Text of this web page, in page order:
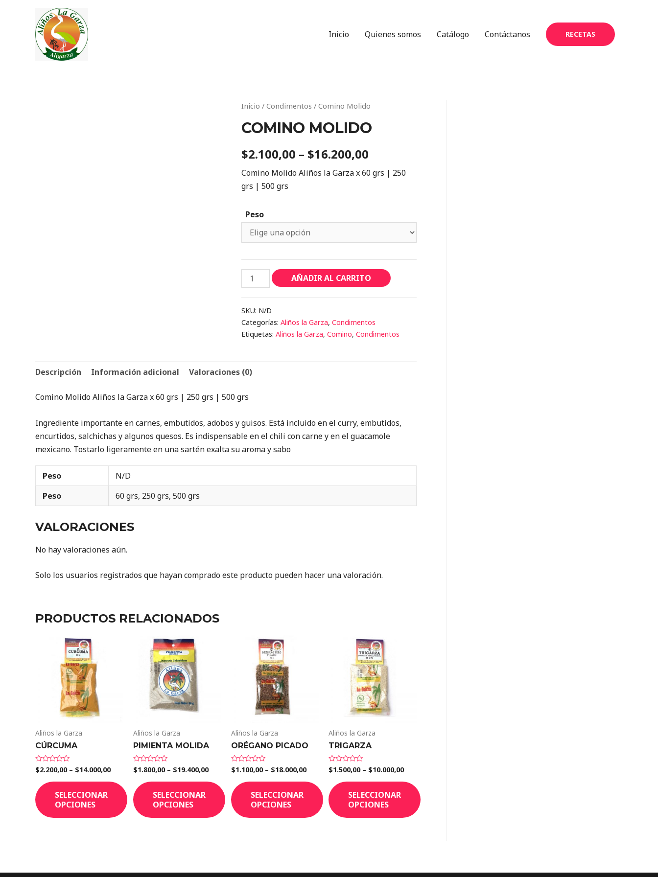
Inicio Quienes somos Catálogo Contáctanos RECETAS
Inicio / Condimentos / Comino Molido
COMINO MOLIDO
$2.100,00 – $16.200,00
Comino Molido Aliños la Garza x 60 grs | 250
grs | 500 grs
Peso
Comino
Molido
AÑADIR AL CARRITO
SKU: N/D
Categorías: Aliños la Garza, Condimentos
Etiquetas: Aliños la Garza, Comino, Condimentos
Descripción Información adicional Valoraciones (0)
Comino Molido Aliños la Garza x 60 grs | 250 grs | 500 grs
Ingrediente importante en carnes, embutidos, adobos y guisos. Está incluido en el curry, embutidos,
encurtidos, salchichas y algunos quesos. Es indispensable en el chili con carne y en el guacamole
mexicano. Tostarlo ligeramente en una sartén exalta su aroma y sabo
Peso
N/D
Peso
60 grs, 250 grs, 500 grs
VALORACIONES
No hay valoraciones aún.
Solo los usuarios registrados que hayan comprado este producto pueden hacer una valoración.
PRODUCTOS RELACIONADOS
Aliños la Garza
CÚRCUMA
Valorado
en
de
5
$2.200,00– $14.000,00
SELECCIONAR
OPCIONES
Aliños la Garza
PIMIENTA MOLIDA
Valorado
en
de
5
$1.800,00– $19.400,00
SELECCIONAR
OPCIONES
Aliños la Garza
ORÉGANO PICADO
Valorado
en
de
5
$1.100,00– $18.000,00
SELECCIONAR
OPCIONES
Aliños la Garza
TRIGARZA
Valorado
en
de
5
$1.500,00– $10.000,00
SELECCIONAR
OPCIONES